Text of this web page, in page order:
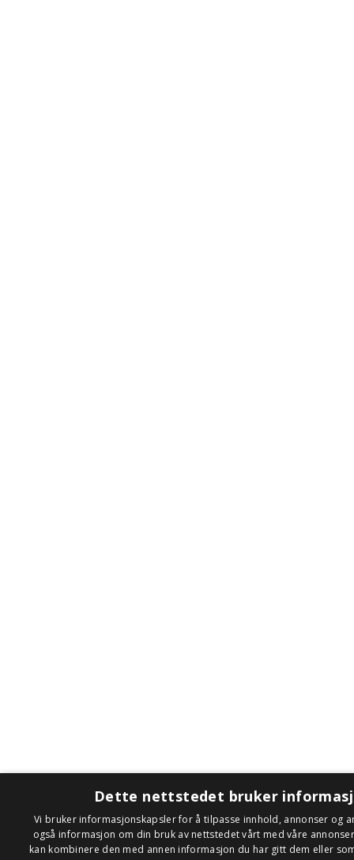
Dette nettstedet bruker
Vi bruker informasjonskapsler for å tilpasse innhold, annonser og
også informasjon om din bruk av nettstedet vårt med våre
kan kombinere den med annen informasjon du har gitt dem eller